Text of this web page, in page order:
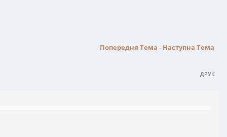
Попередня Тема - Наступна Тема
ДРУК